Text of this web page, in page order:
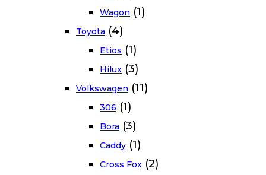
Wagon (1)
Toyota (4)
Etios (1)
Hilux (3)
Volkswagen (11)
306 (1)
Bora (3)
Caddy (1)
Cross Fox (2)